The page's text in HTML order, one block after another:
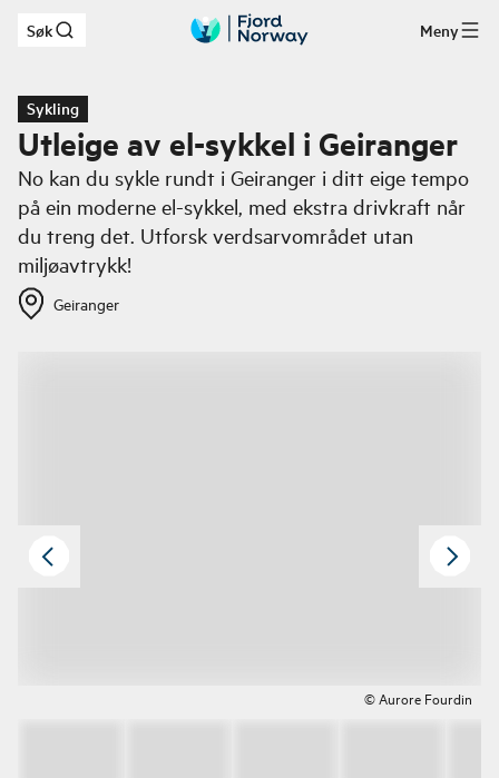
Hopp til hovedinnhold
Søk Meny
Sykling
Utleige av el-sykkel i Geiranger
No kan du sykle rundt i Geiranger i ditt eige tempo
på ein moderne el-sykkel, med ekstra drivkraft når
du treng det. Utforsk verdsarvområdet utan
miljøavtrykk!
Geiranger
© Aurore Fourdin